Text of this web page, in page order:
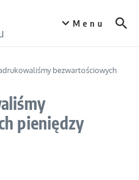
Menu
bezwartościowych
pieniędzy